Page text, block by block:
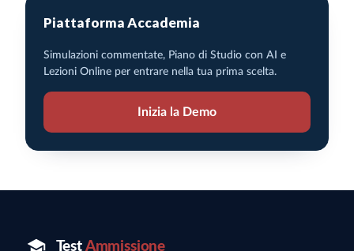
Piattaforma Accademia
Simulazioni commentate, Piano di Studio con AI e
Lezioni Online per entrare nella tua prima scelta.
Inizia la Demo